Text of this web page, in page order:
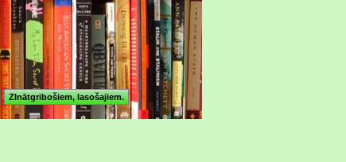
ZInātgribošiem, lasošajiem.